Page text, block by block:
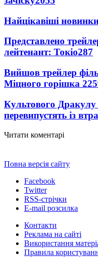
Найцікавіші
Представлено
лейтенант: Токіо287
Вийшов трейлер
Міцного горішка 2
Культового Дракулу
перевипустять із
Читати коментарі
Повна версія сайту
Facebook
Twitter
RSS-стрічки
E-mail розсилка
Контакти
Реклама на сайті
Використання
Правила